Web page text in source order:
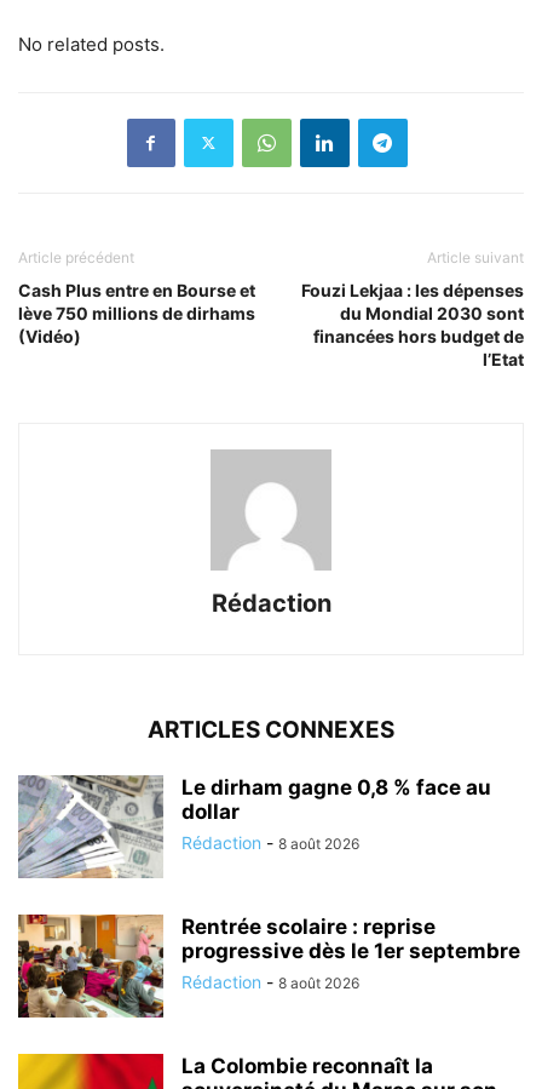
No related posts.
Article précédent
Cash Plus entre en Bourse et
lève 750 millions de dirhams
(Vidéo)
Article suivant
Fouzi Lekjaa : les dépenses
du Mondial 2030 sont
financées hors budget de
l’Etat
Rédaction
ARTICLES CONNEXES
Le dirham gagne 0,8 % face au
dollar
Rédaction - 8 août 2026
Rentrée scolaire : reprise
progressive dès le 1er septembre
Rédaction - 8 août 2026
La Colombie reconnaît la